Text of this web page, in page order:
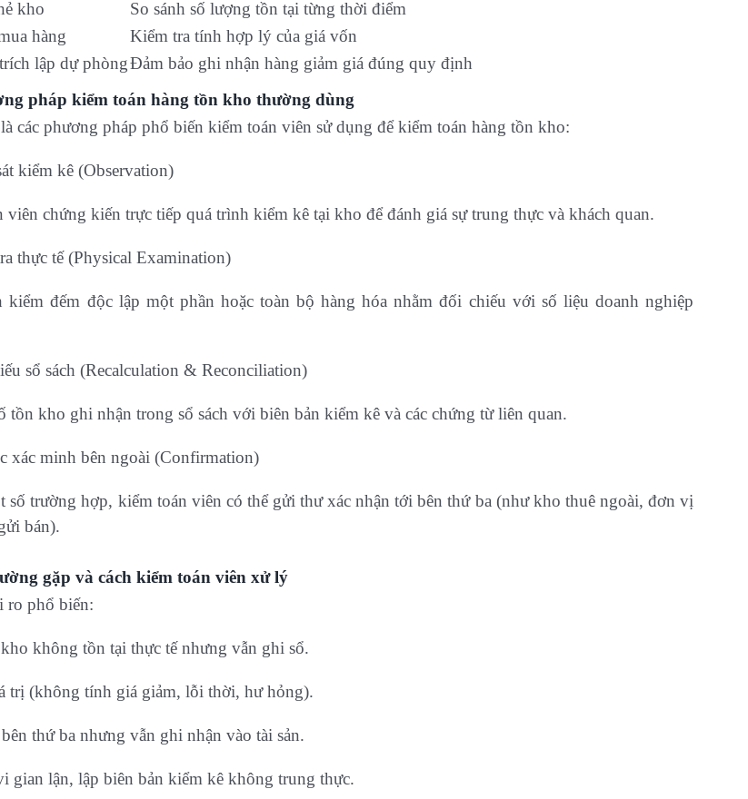
kho
So sánh số lượng tồn tại từng thời điểm
hàng
Kiểm tra tính hợp lý của giá vốn
lập dự phòngĐảm bảo ghi nhận hàng giảm giá đúng quy định
pháp kiểm toán hàng tồn kho thường dùng
các phương pháp phổ biến kiểm toán viên sử dụng để kiểm toán hàng tồn kho:
kiểm kê (Observation)
viên chứng kiến trực tiếp quá trình kiểm kê tại kho để đánh giá sự trung thực và khách quan.
thực tế (Physical Examination)
kiểm đếm độc lập một phần hoặc toàn bộ hàng hóa nhằm đối chiếu với số liệu doanh nghiệp
sổ sách (Recalculation & Reconciliation)
tồn kho ghi nhận trong sổ sách với biên bản kiểm kê và các chứng từ liên quan.
xác minh bên ngoài (Confirmation)
số trường hợp, kiểm toán viên có thể gửi thư xác nhận tới bên thứ ba (như kho thuê ngoài, đơn vị
bán).
gặp và cách kiểm toán viên xử lý
ro phổ biến:
không tồn tại thực tế nhưng vẫn ghi sổ.
trị (không tính giá giảm, lỗi thời, hư hỏng).
thứ ba nhưng vẫn ghi nhận vào tài sản.
gian lận, lập biên bản kiểm kê không trung thực.